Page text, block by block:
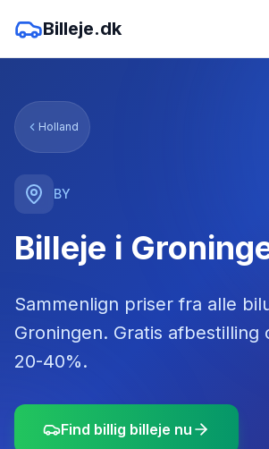
Billeje.dk
Holland
BY
Billeje i
Sammenlign priser fra alle
Groningen. Gratis afbestilling
20-40%.
Find billig billeje nu